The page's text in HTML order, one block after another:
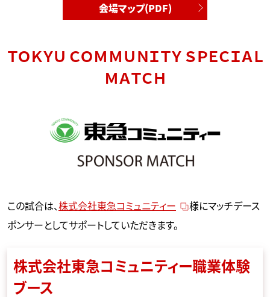
会場マップ(PDF)
ＴＯＫＹＵ ＣＯＭＭＵＮＩＴＹ ＳＰＥＣＩＡＬ
ＭＡＴＣＨ
この試合は、 株式会社東急コミュニティー
様にマッチデース
ポンサーとしてサポートしていただきます。
株式会社東急コミュニティー職業体験
ブース